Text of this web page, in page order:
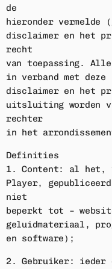
de
hieronder vermelde
disclaimer en het
recht
van toepassing.
in verband met deze
disclaimer en het
uitsluiting worden
rechter
in het
Definities
1. Content: al het,
Player,
niet
beperkt tot –
geluidmateriaal,
en software);
2. Gebruiker: ieder